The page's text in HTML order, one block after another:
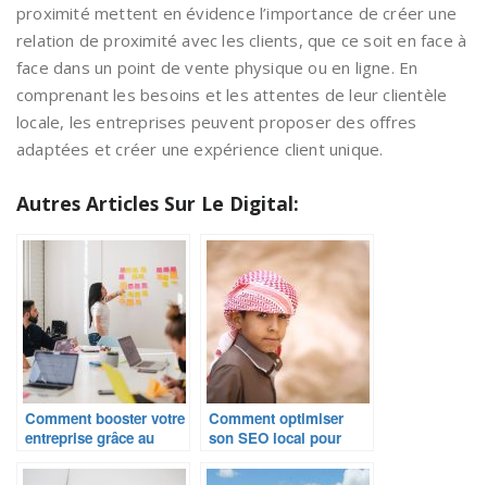
proximité mettent en évidence l’importance de créer une
relation de proximité avec les clients, que ce soit en face à
face dans un point de vente physique ou en ligne. En
comprenant les besoins et les attentes de leur clientèle
locale, les entreprises peuvent proposer des offres
adaptées et créer une expérience client unique.
Autres Articles Sur Le Digital:
Comment booster votre
entreprise grâce au
Comment optimiser
son SEO local pour